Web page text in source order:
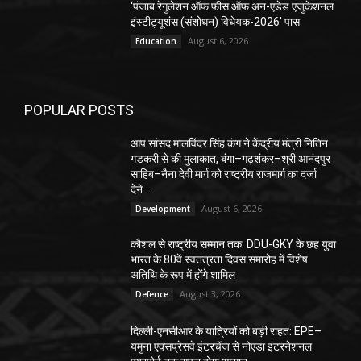
‘पंजाब रेगुलेशन ऑफ फीस ऑफ अन-एडेड एजुकेशनल
इंस्टीट्यूशंस (संशोधन) विधेयक-2026’ पास
Education August 6, 2026
POPULAR POSTS
आप सांसद मालविंदर सिंह कंग ने केंद्रीय मंत्री नितिन
गडकरी से की मुलाकात, बंगा–गढ़शंकर–श्री आनंदपुर
साहिब–नैना देवी मार्ग को राष्ट्रीय राजमार्ग का दर्जा
देने...
Development August 6, 2026
कौशल से राष्ट्रीय सम्मान तक: DDU-GKY के छह युवा
भारत के 80वें स्वतंत्रता दिवस समारोह में विशेष
अतिथि के रूप में होंगे शामिल
Defence August 3, 2026
दिल्ली-एनसीआर के यात्रियों को बड़ी राहत: EPE–
यमुना एक्सप्रेसवे इंटरचेंज से नोएडा इंटरनेशनल